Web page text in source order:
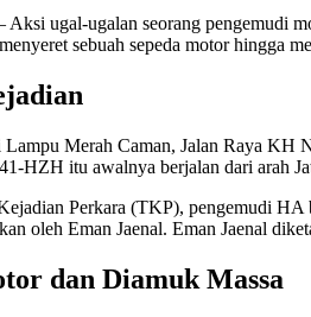
ugal-ugalan seorang pengemudi
sebuah sepeda motor hingga
Merah Caman, Jalan Raya KH
HZH itu awalnya berjalan dari arah
Perkara (TKP), pengemudi
oleh Eman Jaenal. Eman Jaenal
dan Diamuk Massa